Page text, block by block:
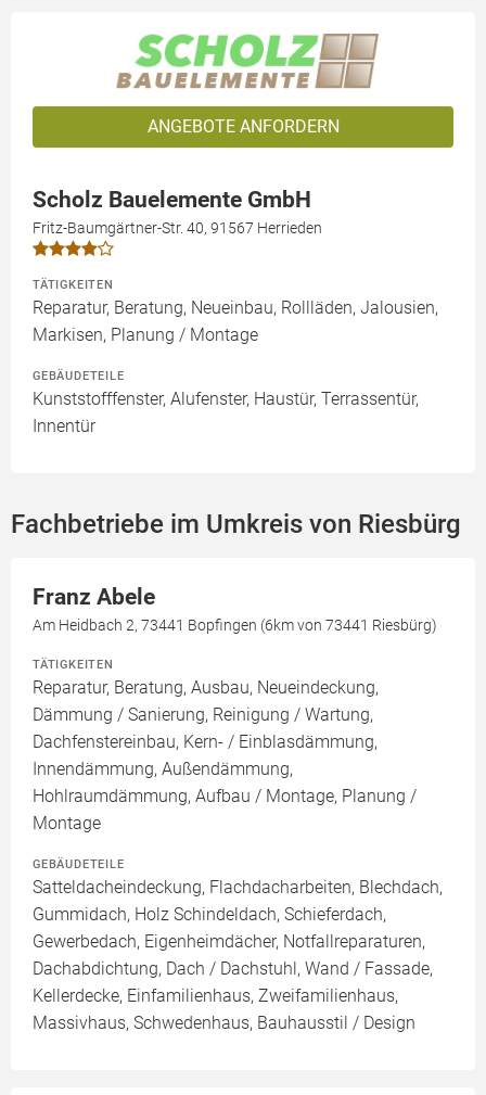
ANGEBOTE ANFORDERN
Scholz Bauelemente GmbH
Fritz-Baumgärtner-Str. 40, 91567 Herrieden
TÄTIGKEITEN
Reparatur, Beratung, Neueinbau, Rollläden, Jalousien,
Markisen, Planung / Montage
GEBÄUDETEILE
Kunststofffenster, Alufenster, Haustür, Terrassentür,
Innentür
Fachbetriebe im Umkreis von Riesbürg
Franz Abele
Am Heidbach 2, 73441 Bopfingen (6km von 73441 Riesbürg)
TÄTIGKEITEN
Reparatur, Beratung, Ausbau, Neueindeckung,
Dämmung / Sanierung, Reinigung / Wartung,
Dachfenstereinbau, Kern- / Einblasdämmung,
Innendämmung, Außendämmung,
Hohlraumdämmung, Aufbau / Montage, Planung /
Montage
GEBÄUDETEILE
Satteldacheindeckung, Flachdacharbeiten, Blechdach,
Gummidach, Holz Schindeldach, Schieferdach,
Gewerbedach, Eigenheimdächer, Notfallreparaturen,
Dachabdichtung, Dach / Dachstuhl, Wand / Fassade,
Kellerdecke, Einfamilienhaus, Zweifamilienhaus,
Massivhaus, Schwedenhaus, Bauhausstil / Design